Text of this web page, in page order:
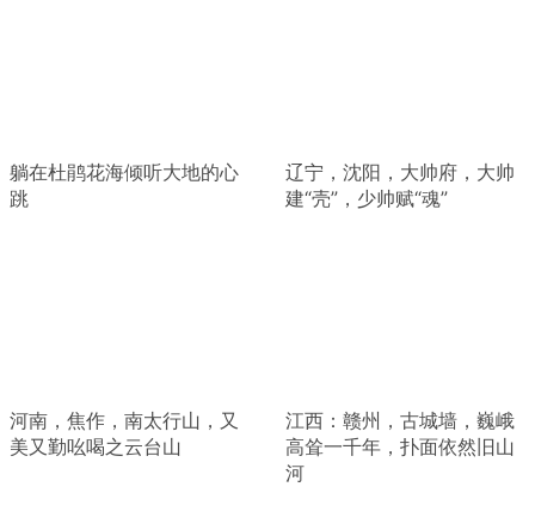
躺在杜鹃花海倾听大地的心
跳
辽宁，沈阳，大帅府，大帅
建“壳”，少帅赋“魂”
河南，焦作，南太行山，又
美又勤吆喝之云台山
江西：赣州，古城墙，巍峨
高耸一千年，扑面依然旧山
河